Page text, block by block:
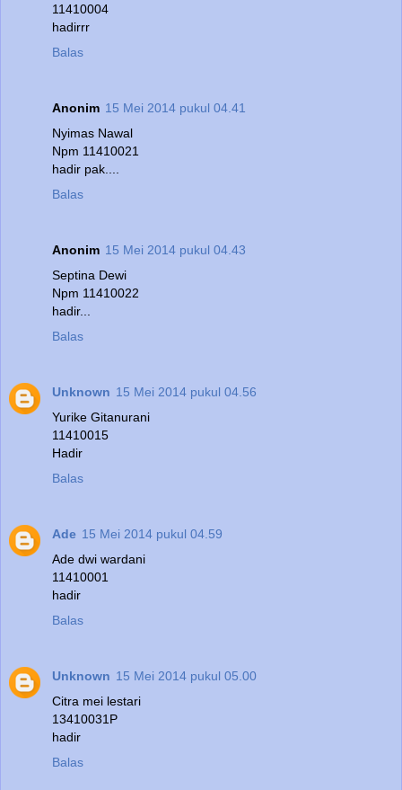
11410004
hadirrr
Balas
Anonim 15 Mei 2014 pukul 04.41
Nyimas Nawal
Npm 11410021
hadir pak....
Balas
Anonim 15 Mei 2014 pukul 04.43
Septina Dewi
Npm 11410022
hadir...
Balas
Unknown 15 Mei 2014 pukul 04.56
Yurike Gitanurani
11410015
Hadir
Balas
Ade 15 Mei 2014 pukul 04.59
Ade dwi wardani
11410001
hadir
Balas
Unknown 15 Mei 2014 pukul 05.00
Citra mei lestari
13410031P
hadir
Balas